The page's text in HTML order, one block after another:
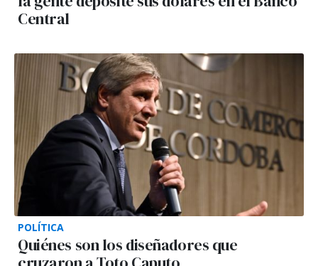
Central
POLÍTICA
Quiénes son los diseñadores que